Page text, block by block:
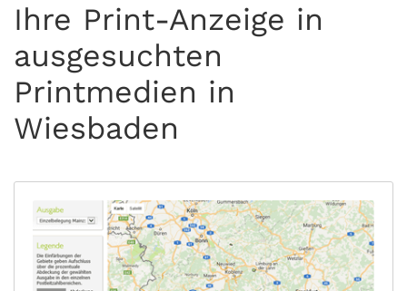
Ihre Print-Anzeige in
ausgesuchten
Printmedien in
Wiesbaden